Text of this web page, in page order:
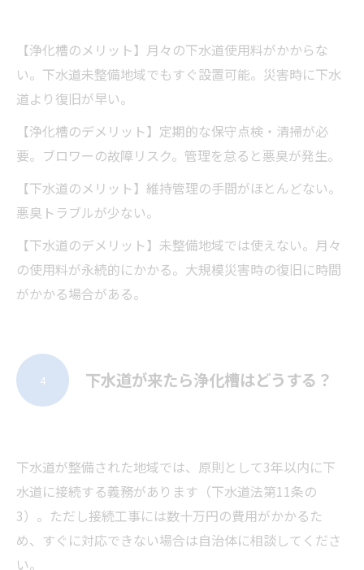
【浄化槽のメリット】月々の下水道使用料がかからな
い。下水道未整備地域でもすぐ設置可能。災害時に下水
道より復旧が早い。
【浄化槽のデメリット】定期的な保守点検・清掃が必
要。ブロワーの故障リスク。管理を怠ると悪臭が発生。
【下水道のメリット】維持管理の手間がほとんどない。
悪臭トラブルが少ない。
【下水道のデメリット】未整備地域では使えない。月々
の使用料が永続的にかかる。大規模災害時の復旧に時間
がかかる場合がある。
下水道が来たら浄化槽はどうする？
4
下水道が整備された地域では、原則として3年以内に下
水道に接続する義務があります（下水道法第11条の
3）。ただし接続工事には数十万円の費用がかかるた
め、すぐに対応できない場合は自治体に相談してくださ
い。